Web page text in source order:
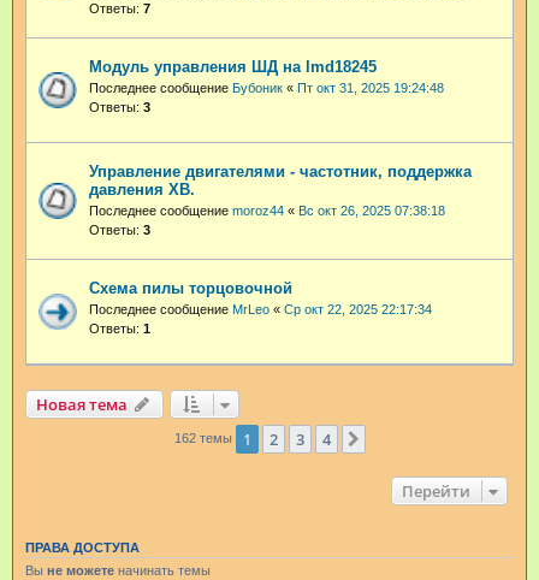
Ответы: 7
Модуль управления ШД на lmd18245
Последнее сообщение Бубоник « Пт окт 31, 2025 19:24:48
Ответы: 3
Управление двигателями - частотник, поддержка
давления ХВ.
Последнее сообщение moroz44 « Вс окт 26, 2025 07:38:18
Ответы: 3
Схема пилы торцовочной
Последнее сообщение MrLeo « Ср окт 22, 2025 22:17:34
Ответы: 1
Новая тема
162 темы 1 2 3 4
Перейти
ПРАВА ДОСТУПА
Вы не можете начинать темы